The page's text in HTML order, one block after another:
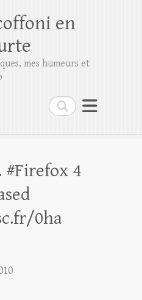
Rechercher
en
mes humeurs et
#Firefox 4
0ha